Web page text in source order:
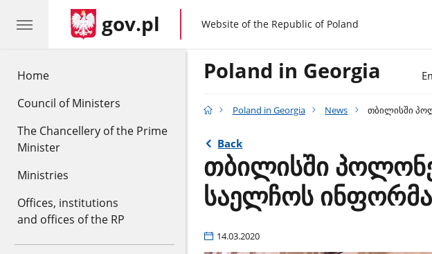
Home
Council of Ministers
The Chancellery of the Prime
Minister
Ministries
Offices, institutions
and offices of the RP
gov.pl gov.pl
Website of the Republic of Poland
Poland in Georgia
Poland in Georgia News თბილისში
Back
თბილისში
საელჩოს
14.03.2020